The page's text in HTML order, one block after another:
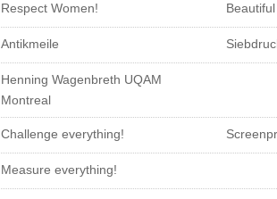
Respect Women!
Antikmeile
Henning Wagenbreth UQAM
Montreal
Challenge everything!
Measure everything!